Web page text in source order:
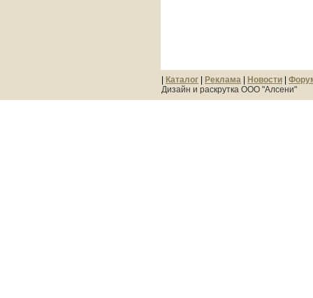
Каталог Реклама Новости
Дизайн и раскрутка ООО "Алсени"